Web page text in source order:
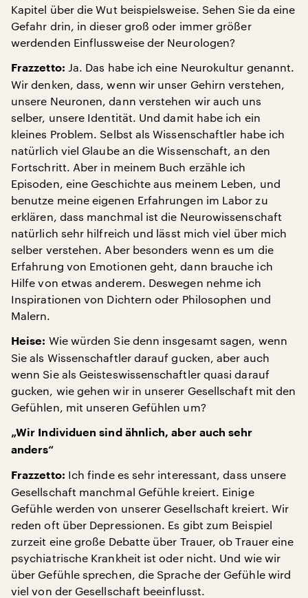
Kapitel über die Wut beispielsweise. Sehen Sie da eine
Gefahr drin, in dieser groß oder immer größer
werdenden Einflussweise der Neurologen?
Frazzetto: Ja. Das habe ich eine Neurokultur genannt.
Wir denken, dass, wenn wir unser Gehirn verstehen,
unsere Neuronen, dann verstehen wir auch uns
selber, unsere Identität. Und damit habe ich ein
kleines Problem. Selbst als Wissenschaftler habe ich
natürlich viel Glaube an die Wissenschaft, an den
Fortschritt. Aber in meinem Buch erzähle ich
Episoden, eine Geschichte aus meinem Leben, und
benutze meine eigenen Erfahrungen im Labor zu
erklären, dass manchmal ist die Neurowissenschaft
natürlich sehr hilfreich und lässt mich viel über mich
selber verstehen. Aber besonders wenn es um die
Erfahrung von Emotionen geht, dann brauche ich
Hilfe von etwas anderem. Deswegen nehme ich
Inspirationen von Dichtern oder Philosophen und
Malern.
Heise: Wie würden Sie denn insgesamt sagen, wenn
Sie als Wissenschaftler darauf gucken, aber auch
wenn Sie als Geisteswissenschaftler quasi darauf
gucken, wie gehen wir in unserer Gesellschaft mit den
Gefühlen, mit unseren Gefühlen um?
„Wir Individuen sind ähnlich, aber auch sehr
anders“
Frazzetto: Ich finde es sehr interessant, dass unsere
Gesellschaft manchmal Gefühle kreiert. Einige
Gefühle werden von unserer Gesellschaft kreiert. Wir
reden oft über Depressionen. Es gibt zum Beispiel
zurzeit eine große Debatte über Trauer, ob Trauer eine
psychiatrische Krankheit ist oder nicht. Und wie wir
über Gefühle sprechen, die Sprache der Gefühle wird
viel von der Gesellschaft beeinflusst.